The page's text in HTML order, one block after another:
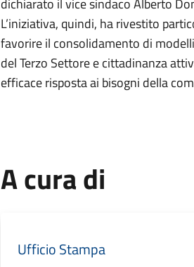
dichiarato il vice sindaco Alberto
L’iniziativa, quindi, ha rivestito
favorire il consolidamento di
del Terzo Settore e cittadinanza
efficace risposta ai bisogni della
A cura di
Ufficio Stampa